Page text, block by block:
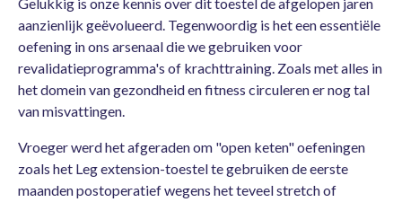
Gelukkig is onze kennis over dit toestel de afgelopen jaren
aanzienlijk geëvolueerd. Tegenwoordig is het een essentiële
oefening in ons arsenaal die we gebruiken voor
revalidatieprogramma's of krachttraining. Zoals met alles in
het domein van gezondheid en fitness circuleren er nog tal
van misvattingen.
Vroeger werd het afgeraden om "open keten" oefeningen
zoals het Leg extension-toestel te gebruiken de eerste
maanden postoperatief wegens het teveel stretch of